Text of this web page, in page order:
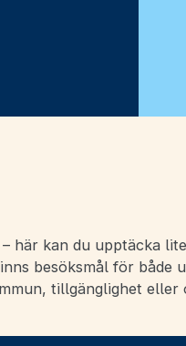
här kan du upptäcka
besöksmål för både
tillgänglighet eller